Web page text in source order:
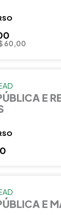
60,00
E
E